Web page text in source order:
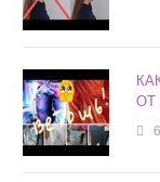
ОТ